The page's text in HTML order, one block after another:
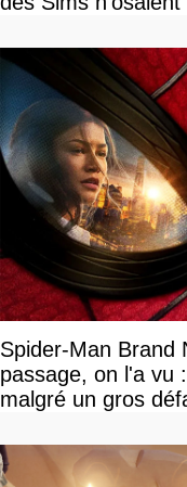
Spider-Man Brand
passage, on l'a vu
malgré un gros